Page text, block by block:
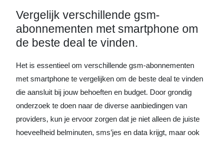
Vergelijk verschillende gsm-
abonnementen met smartphone om
de beste deal te vinden.
Het is essentieel om verschillende gsm-abonnementen
met smartphone te vergelijken om de beste deal te vinden
die aansluit bij jouw behoeften en budget. Door grondig
onderzoek te doen naar de diverse aanbiedingen van
providers, kun je ervoor zorgen dat je niet alleen de juiste
hoeveelheid belminuten, sms’jes en data krijgt, maar ook